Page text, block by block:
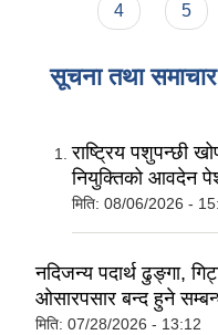
4
5
सूचना तथा समाचार
राष्ट्रिय पशुपन्छी
नियुक्तिको आवदेन
मिति: 08/06/2026 -
नदिजन्य पदार्थ ढुङ्गा,
ओसारपसार बन्द हुने
मिति: 07/28/2026 - 13:12